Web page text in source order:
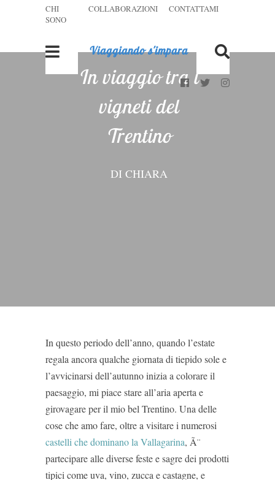
CHI
SONO
COLLABORAZIONI CONTATTAMI
Viaggiando s'impara
In viaggio tra i
vigneti del
Trentino
DI CHIARA
In questo periodo dell’anno, quando l’estate
regala ancora qualche giornata di tiepido sole e
l’avvicinarsi dell’autunno inizia a colorare il
paesaggio, mi piace stare all’aria aperta e
girovagare per il mio bel Trentino. Una delle
cose che amo fare, oltre a visitare i numerosi
castelli che dominano la Vallagarina, Ã¨
partecipare alle diverse feste e sagre dei prodotti
tipici come uva, vino, zucca e castagne, e